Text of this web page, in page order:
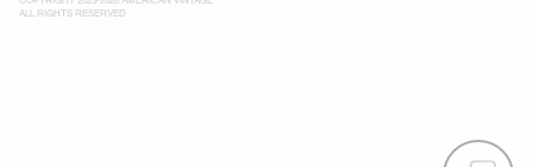
ALL RIGHTS RESERVED